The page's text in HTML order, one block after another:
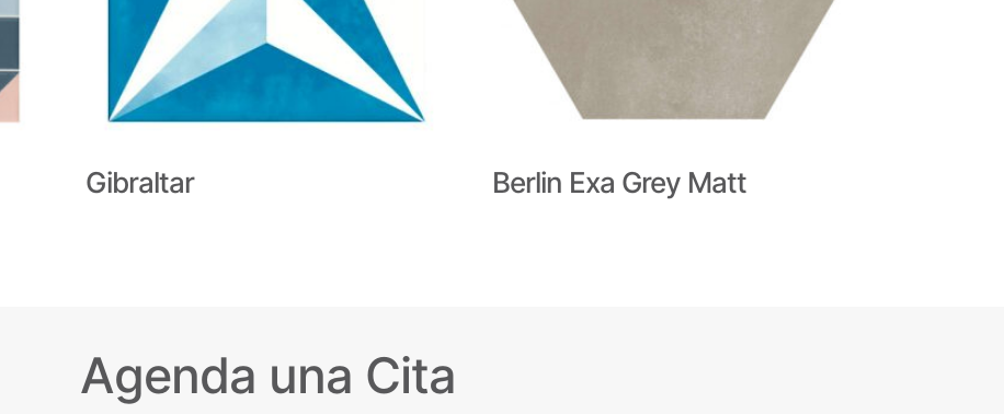
Gibraltar Berlin Exa Grey Matt
Agenda una Cita